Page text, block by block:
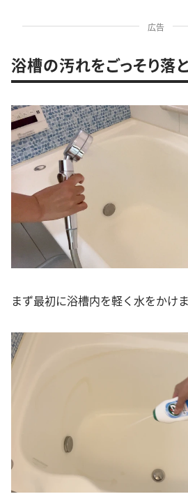
広告
浴槽の汚れをごっそり落
まず最初に浴槽内を軽く水をかけま